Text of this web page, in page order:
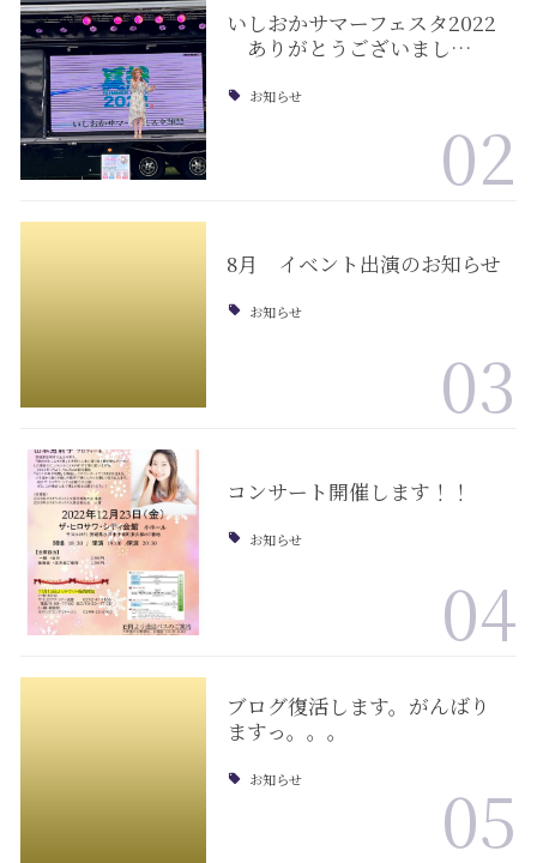
いしおかサマーフェスタ2022
ありがとうございまし…
お知らせ
02
8月 イベント出演のお知らせ
お知らせ
03
コンサート開催します！！
お知らせ
04
ブログ復活します。がんばり
ますっ。。。
お知らせ 05